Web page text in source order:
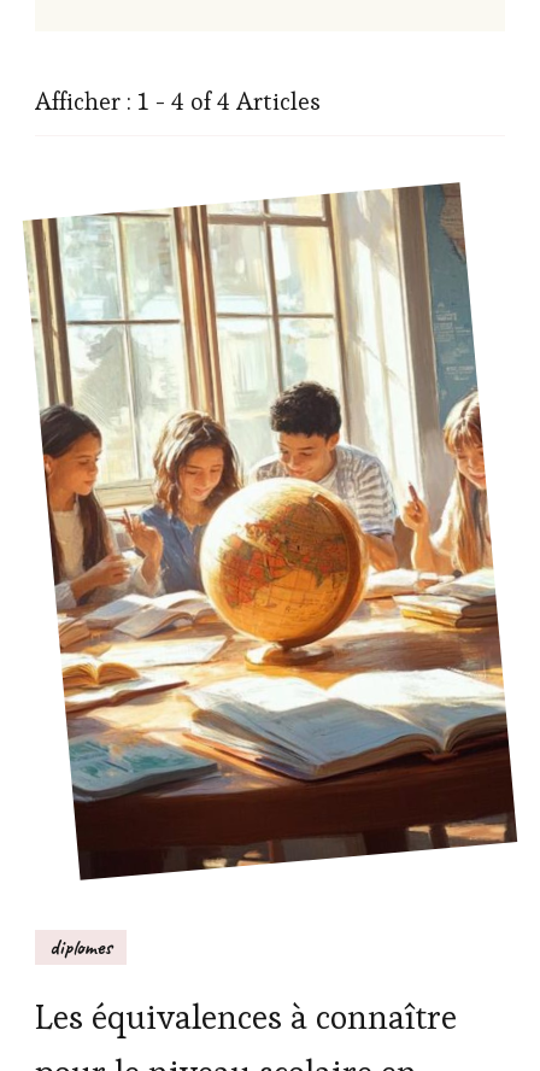
Afficher : 1 - 4 of 4 Articles
diplomes
Les équivalences à connaître